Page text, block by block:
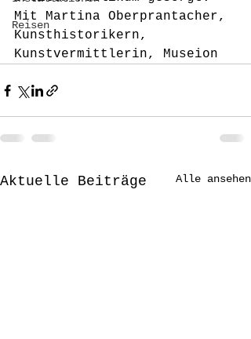
Reisen
Mit Martina Oberprantacher,
Kunsthistorikern,
Kunstvermittlerin, Museion
Aktuelle Beiträge Alle ansehen